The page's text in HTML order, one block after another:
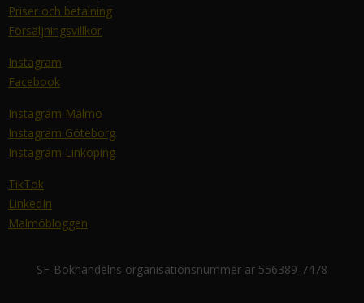
Priser och betalning
Försäljningsvillkor
Instagram
Facebook
Instagram Malmö
Instagram Göteborg
Instagram Linköping
TikTok
LinkedIn
Malmöbloggen
SF-Bokhandelns organisationsnummer är 556389-7478